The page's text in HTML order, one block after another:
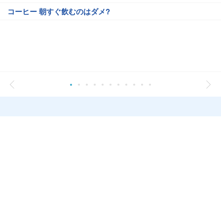
コーヒー 朝すぐ飲むのはダメ?